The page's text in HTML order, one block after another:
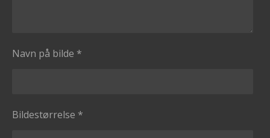
Navn på bilde *
Bildestørrelse *